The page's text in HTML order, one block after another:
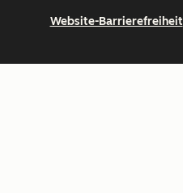
Website-Barrierefreiheit